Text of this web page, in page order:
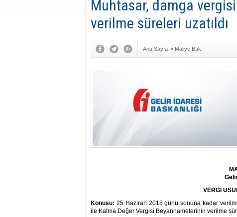
Muhtasar, damga
verilme süreleri uzatıldı
Ana Sayfa » Maliye Bak.
VERGİ
Konusu: 25 Haziran 2018 günü sonuna kadar
ile Katma Değer Vergisi Beyannamelerinin verilme